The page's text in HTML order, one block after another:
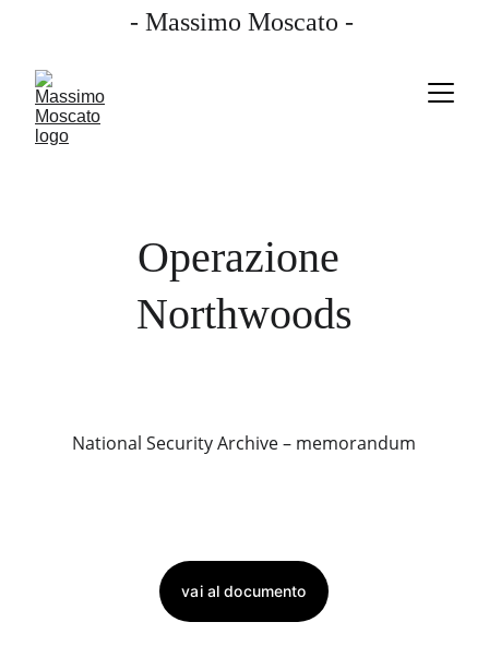
- Massimo Moscato -
Operazione
Northwoods
National Security Archive – memorandum
vai al documento